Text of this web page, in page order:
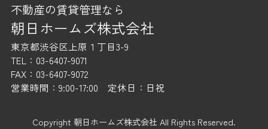
不動産の賃貸管理なら
朝日ホームズ株式会社
東京都渋谷区上原１丁目3-9
TEL：03-6407-9071
FAX：03-6407-9072
営業時間：9:00-17:00 定休日：日祝
Copyright 朝日ホームズ株式会社 All Rights Reserved.